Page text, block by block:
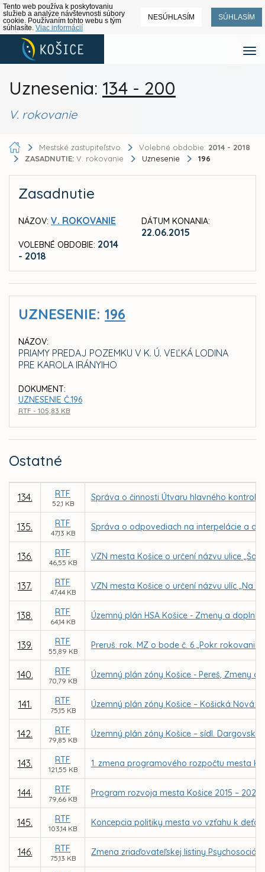
Tento web používa k poskytovaniu
služieb a analýze návštevnosti súbory
cookie. Používaním tohto webu s tým
súhlasíte. Viac informácií
NESÚHLASÍM SÚHLASÍM
Uznesenia: 134 - 200
V. rokovanie
Mestské zastupiteľstvo Volebné obdobie: 2014 - 2018
ZASADNUTIE: V. rokovanie Uznesenie 196
Zasadnutie
NÁZOV: V. ROKOVANIE
VOLEBNÉ OBDOBIE: 2014
- 2018
DÁTUM KONANIA:
22.06.2015
UZNESENIE: 196
NÁZOV:
PRIAMY PREDAJ POZEMKU V K. Ú. VEĽKÁ LODINA
PRE KAROLA IRÁNYIHO
DOKUMENT:
UZNESENIE Č.196
RTF - 105,83 KB
Ostatné
134. RTF
52,1 KB
Správa o činnosti Útvaru hlavného
135. RTF
47,13 KB
Správa o odpovediach na interpelácie a
136. RTF
46,55 KB
VZN mesta Košice o určení názvu ulice
137. RTF
47,44 KB
VZN mesta Košice o určení názvu ulíc „Na
138. RTF
64,14 KB
Územný plán HSA Košice - Zmeny a doplnky
139. RTF
55,89 KB
Preruš. rok. MZ o bode č. 6 „Pokr.
140. RTF
70,79 KB
Územný plán zóny Košice - Pereš, Zmeny a
141. RTF
75,15 KB
Územný plán zóny Košice – Košická Nová
142. RTF
79,85 KB
Územný plán zóny Košice – sídl.
143. RTF
121,55 KB
1. zmena programového rozpočtu mesta
144. RTF
79,66 KB
Program rozvoja mesta Košice 2015 –
145. RTF
103,14 KB
Koncepcia politiky mesta vo vzťahu k
146. RTF
75,13 KB
Zmena zriaďovateľskej listiny